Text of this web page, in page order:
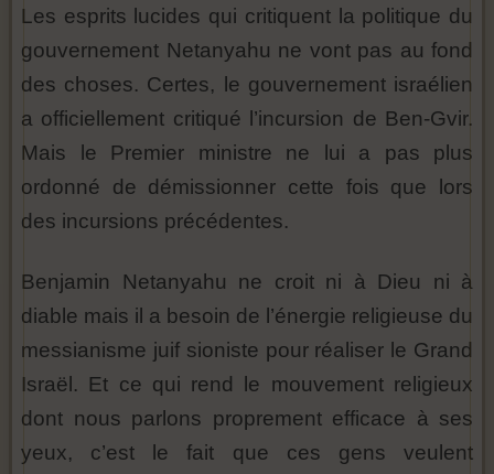
Les esprits lucides qui critiquent la politique du
gouvernement Netanyahu ne vont pas au fond
des choses. Certes, le gouvernement israélien
a officiellement critiqué l’incursion de Ben-Gvir.
Mais le Premier ministre ne lui a pas plus
ordonné de démissionner cette fois que lors
des incursions précédentes.
Benjamin Netanyahu ne croit ni à Dieu ni à
diable mais il a besoin de l’énergie religieuse du
messianisme juif sioniste pour réaliser le Grand
Israël. Et ce qui rend le mouvement religieux
dont nous parlons proprement efficace à ses
yeux, c’est le fait que ces gens veulent